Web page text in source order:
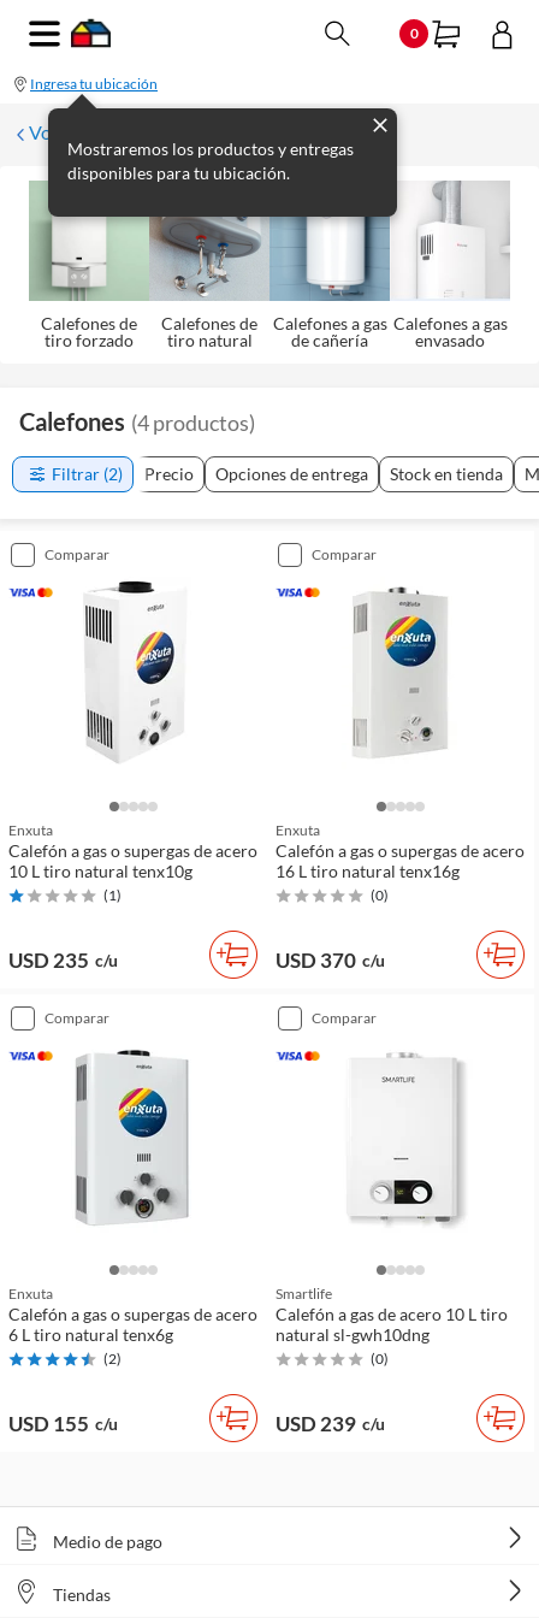
0
Ingresa tu ubicación
Mostraremos los productos y entregas
disponibles para tu ubicación.
Volver a Termotanques y calefones
Calefones de
tiro forzado
Calefones de
tiro natural
Calefones a gas
de cañería
Calefones a gas
envasado
Calefones (4productos)
Filtrar (2) Precio Opciones de entrega Stock en tienda
comparar
Enxuta
Calefón a gas o supergas de acero
10 L tiro natural tenx10g
(1)
USD 235 c/u
comparar
Enxuta
Calefón a gas o supergas de acero
16 L tiro natural tenx16g
(0)
USD 370 c/u
comparar
Enxuta
Calefón a gas o supergas de acero
6 L tiro natural tenx6g
(2)
USD 155 c/u
comparar
Smartlife
Calefón a gas de acero 10 L tiro
natural sl-gwh10dng
(0)
USD 239 c/u
Medio de pago
Tiendas